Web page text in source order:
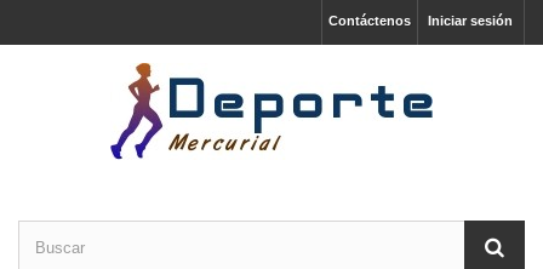
Iniciar sesión
Contáctenos